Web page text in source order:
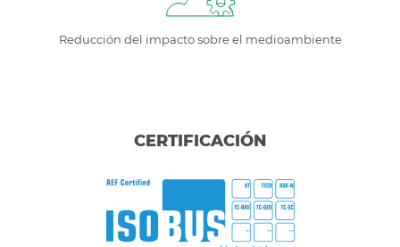
Reducción del impacto sobre el medioambiente
CERTIFICACIÓN